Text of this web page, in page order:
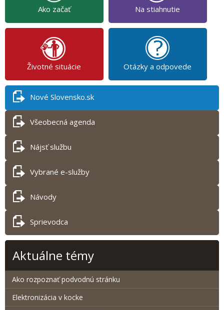
Ako začať Na stiahnutie
Životné situácie Otázky a odpovede
Nové Slovensko.sk
Všeobecná agenda
Nájsť službu
Vybrané e-služby
Návody
Sprievodca
Aktuálne témy
Ako rozpoznať podvodnú stránku
Elektronizácia v kocke